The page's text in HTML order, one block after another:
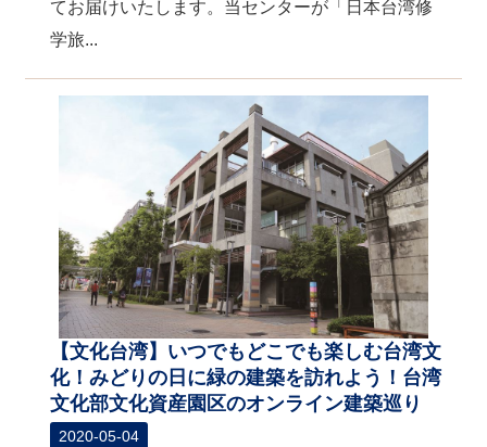
てお届けいたします。当センターが「日本台湾修
学旅...
【文化台湾】いつでもどこでも楽しむ台湾文
化！みどりの日に緑の建築を訪れよう！台湾
文化部文化資産園区のオンライン建築巡り
2020-05-04